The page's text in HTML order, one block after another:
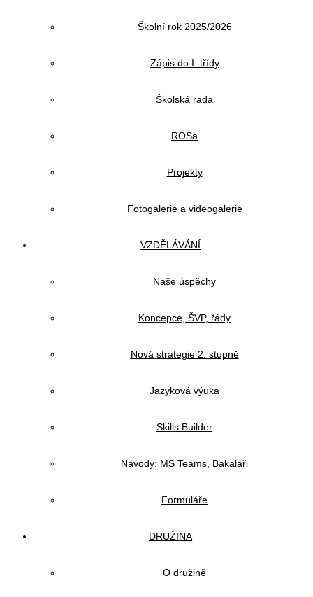
Školní rok 2025/2026
Zápis do I. třídy
Školská rada
ROSa
Projekty
Fotogalerie a videogalerie
VZDĚLÁVÁNÍ
Naše úspěchy
Koncepce, ŠVP, řády
Nová strategie 2. stupně
Jazyková výuka
Skills Builder
Návody: MS Teams, Bakaláři
Formuláře
DRUŽINA
O družině